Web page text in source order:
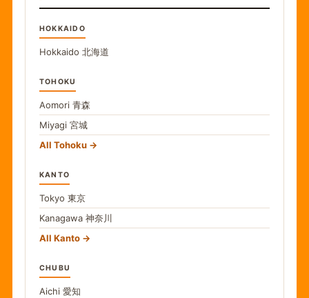
HOKKAIDO
Hokkaido 北海道
TOHOKU
Aomori 青森
Miyagi 宮城
All Tohoku
KANTO
Tokyo 東京
Kanagawa 神奈川
All Kanto
CHUBU
Aichi 愛知